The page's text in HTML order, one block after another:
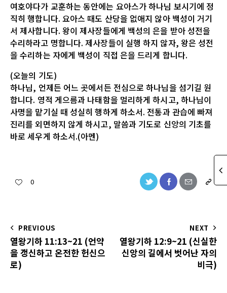
여호야다가 교훈하는 동안에는 요아스가 하나님 보시기에 정
직히 행합니다. 요아스 때도 산당을 없애지 않아 백성이 거기
서 제사합니다. 왕이 제사장들에게 백성의 은을 받아 성전을
수리하라고 명합니다. 제사장들이 실행 하지 않자, 왕은 성전
을 수리하는 자에게 백성이 직접 은을 드리게 합니다.
(오늘의 기도)
하나님, 언제든 어느 곳에서든 전심으로 하나님을 섬기길 원
합니다. 영적 게으름과 나태함을 멀리하게 하시고, 하나님이
사명을 맡기실 때 성실히 행하게 하소서. 전통과 관습에 빠져
진리를 외면하지 않게 하시고, 말씀과 기도로 신앙의 기초를
바로 세우게 하소서.(아멘)
0
PREVIOUS
열왕기하 11:13~21 (언약
을 갱신하고 온전한 헌신으
로)
NEXT
열왕기하 12:9~21 (신실한
신앙의 길에서 벗어난 자의
비극)